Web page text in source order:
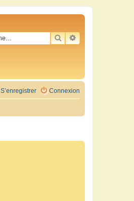
RECHERCHER
RECHERCHE
Connexion
S’enregistrer